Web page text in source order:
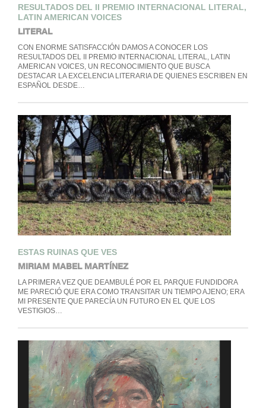
RESULTADOS DEL II PREMIO INTERNACIONAL LITERAL,
LATIN AMERICAN VOICES
LITERAL
CON ENORME SATISFACCIÓN DAMOS A CONOCER LOS
RESULTADOS DEL II PREMIO INTERNACIONAL LITERAL, LATIN
AMERICAN VOICES, UN RECONOCIMIENTO QUE BUSCA
DESTACAR LA EXCELENCIA LITERARIA DE QUIENES ESCRIBEN EN
ESPAÑOL DESDE…
ESTAS RUINAS QUE VES
MIRIAM MABEL MARTÍNEZ
LA PRIMERA VEZ QUE DEAMBULÉ POR EL PARQUE FUNDIDORA
ME PARECIÓ QUE ERA COMO TRANSITAR UN TIEMPO AJENO; ERA
MI PRESENTE QUE PARECÍA UN FUTURO EN EL QUE LOS
VESTIGIOS…